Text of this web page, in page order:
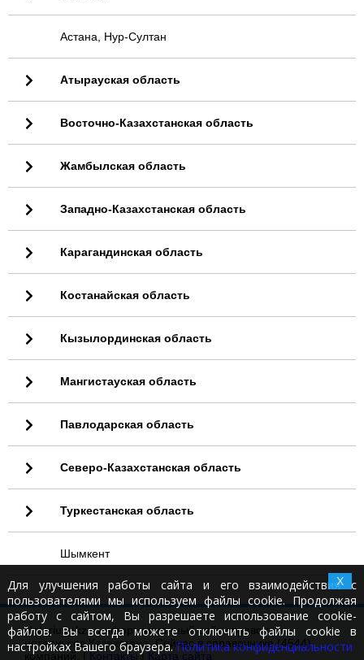
Астана, Нур-Султан
Атырауская область
Восточно-Казахстанская область
Жамбылская область
Западно-Казахстанская область
Карагандинская область
Костанайская область
Кызылординская область
Мангистауская область
Павлодарская область
Северо-Казахстанская область
Туркестанская область
Шымкент
Notariusy.kz - информационный сайт справочник
нотариусов Казахстана. Сейчас в справочнике (4544)
компаний. |
Контакты| Карта сайта
Для улучшения работы сайта и его взаимодействия с
пользователями мы используем файлы cookie. Продолжая
работу с сайтом, Вы разрешаете использование cookie-
файлов. Вы всегда можете отключить файлы cookie в
настройках Вашего браузера. Политика конфиденциальности
X